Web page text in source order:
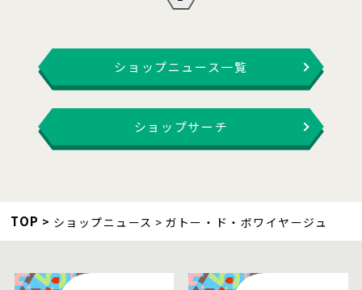
ショップニュース一覧
ショップサーチ
TOP ショップニュース ガトー・ド・ボワイヤージュ